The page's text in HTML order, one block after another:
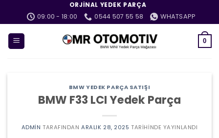
ORJINAL YEDEK PARÇA
09:00 - 18:00
0544 507 55 58 WHATSAPP
0
BMW YEDEK PARÇA SATIŞI
BMW F33 LCI Yedek Parça
ADMIN TARAFINDAN ARALIK 28, 2025 TARIHINDE YAYINLANDI